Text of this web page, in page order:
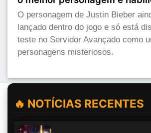
O personagem de Justin Bieber
lançado dentro do jogo e só está
teste no Servidor Avançado como
personagens misteriosos.
🔥 NOTÍCIAS RECENTES